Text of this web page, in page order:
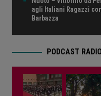
agli Italiani Ragazzi
Barbazza
PODCAST